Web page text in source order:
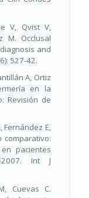
V, Qvist V,
M. Occlusal
and
527-42.
A, Ortiz
en la
Revisión de
Fernández E,
comparativo:
pacientes
2007. Int J
Cuevas C.